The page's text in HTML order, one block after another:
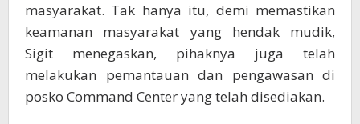
masyarakat. Tak hanya itu, demi memastikan
keamanan masyarakat yang hendak mudik,
Sigit menegaskan, pihaknya juga telah
melakukan pemantauan dan pengawasan di
posko Command Center yang telah disediakan.